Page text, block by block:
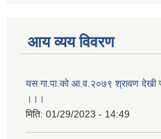
आय व्यय विवरण
यस गा.पा.को आ.व.२०७९ श्रावण देखी
।।।
मिति: 01/29/2023 - 14:49